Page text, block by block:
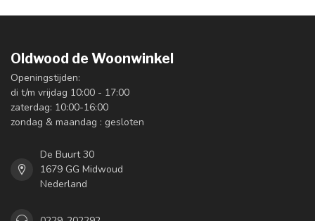
Oldwood de Woonwinkel
Openingstijden:
di t/m vrijdag 10:00 - 17:00
zaterdag: 10:00-16:00
zondag & maandag : gesloten
De Buurt 30
1679 GG Midwoud
Nederland